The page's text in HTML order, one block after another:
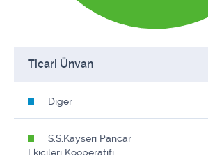
Ticari Ünvan
Diğer
S.S.Kayseri Pancar
Ekicileri Kooperatifi